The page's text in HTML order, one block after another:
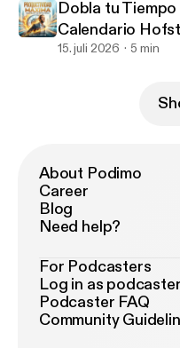
Dobla tu Tiempo
Calendario
15. juli 2026 5 min
About Podimo
Career
Blog
Need help?
For Podcasters
Log in as podcaster
Podcaster FAQ
Community